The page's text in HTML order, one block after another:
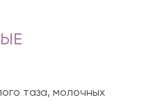
таза, молочных